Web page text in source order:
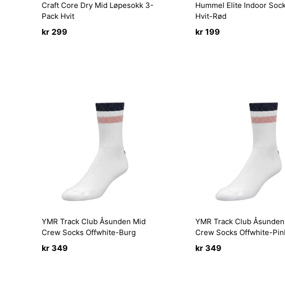
Craft Core Dry Mid Løpesokk 3-
Pack Hvit
kr 299
Hummel Elite Indoor
Hvit-Rød
kr199
YMR Track Club Åsunden Mid
Crew Socks Offwhite-Burg
kr 349
YMR Track Club
Crew Socks Offwhite-
kr349